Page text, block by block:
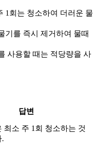
1회는 청소하여 더러운 물
기를 즉시 제거하여 물때
사용할 때는 적당량을 사
답변
최소 주 1회 청소하는 것
.